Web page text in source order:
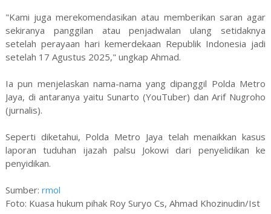
"Kami juga merekomendasikan atau memberikan saran agar
sekiranya panggilan atau penjadwalan ulang setidaknya
setelah perayaan hari kemerdekaan Republik Indonesia jadi
setelah 17 Agustus 2025," ungkap Ahmad.
Ia pun menjelaskan nama-nama yang dipanggil Polda Metro
Jaya, di antaranya yaitu Sunarto (YouTuber) dan Arif Nugroho
(jurnalis).
Seperti diketahui, Polda Metro Jaya telah menaikkan kasus
laporan tuduhan ijazah palsu Jokowi dari penyelidikan ke
penyidikan.
Sumber: rmol
Foto: Kuasa hukum pihak Roy Suryo Cs, Ahmad Khozinudin/Ist